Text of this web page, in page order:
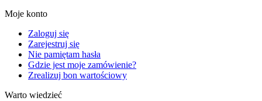
Moje konto
Zaloguj się
Zarejestruj się
Nie pamiętam hasła
Gdzie jest moje zamówienie?
Zrealizuj bon wartościowy
Warto wiedzieć